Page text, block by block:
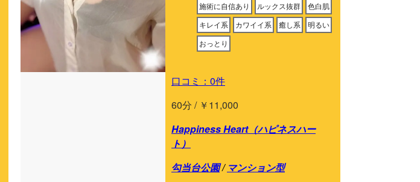
施術に自信あり ルックス抜群
色白肌
キレイ系
カワイイ系 癒し系
明るい
おっとり
口コミ：0件
60分 / ￥11,000
Happiness Heart（ハピネスハー
ト）
勾当台公園/ マンション型